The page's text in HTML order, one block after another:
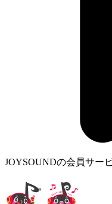
JOYSOUNDの会員サー